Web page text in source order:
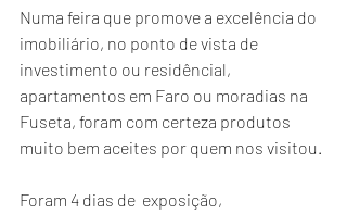
Numa feira que promove a excelência do
imobiliário, no ponto de vista de
investimento ou residêncial,
apartamentos em Faro ou moradias na
Fuseta, foram com certeza produtos
muito bem aceites por quem nos visitou.
Foram 4 dias de  exposição,